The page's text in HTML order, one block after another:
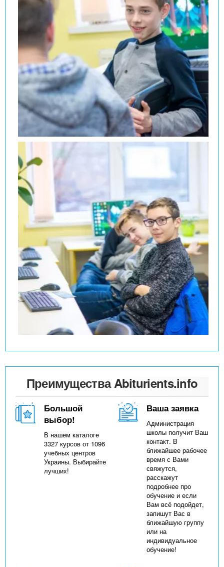
Преимущества Abiturients.info
Большой
выбор!
В нашем каталоге
3327 курсов от 1096
учебных центров
Украины. Выбирайте
лучших!
Ваша заявка
Администрация
школы получит Ваш
контакт. В
ближайшее рабочее
время с Вами
свяжутся,
расскажут
подробнее про
обучение и если
Вам всё подойдет,
запишут Вас в
ближайшую группу
или на
индивидуальное
обучение!